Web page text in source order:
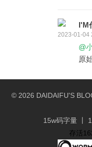
I'M
2023-01-04
@
原
© 2026 DAIDAIFU'S
15w码字量 丨
存活